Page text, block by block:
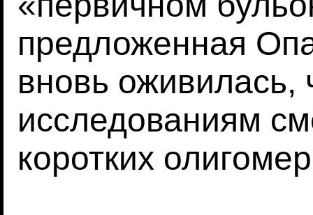
предложенная
вновь оживилась,
исследованиям
коротких